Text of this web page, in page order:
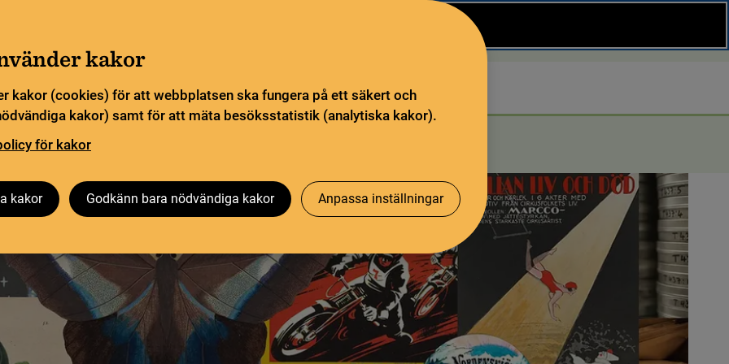
kakor
kakor (cookies) för att webbplatsen ska fungera på ett säkert och
kakor) samt för att mäta besöksstatistik (analytiska kakor).
för kakor
kakor Godkänn bara nödvändiga kakor Anpassa inställningar
Pliktleverans och ISBN Söktjänster
Besök oss